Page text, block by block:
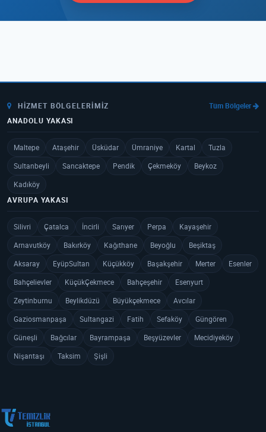
HIZMET BÖLGELERIMIZ
Tüm Bölgeler
ANADOLU YAKASI
Maltepe Ataşehir Üsküdar Ümraniye Kartal
Tuzla
Sultanbeyli
Sancaktepe Pendik Çekmeköy
Beykoz
Kadıköy
AVRUPA YAKASI
Silivri Çatalca İncirli Sarıyer Perpa
Kayaşehir
Arnavutköy
Bakırköy Kağıthane Beyoğlu
Beşiktaş
Aksaray
EyüpSultan Küçükköy Başakşehir Merter
Esenler
Bahçelievler
KüçükÇekmece Bahçeşehir
Esenyurt
Zeytinburnu
Beylikdüzü Büyükçekmece
Avcılar
Gaziosmanpaşa
Sultangazi Fatih Sefaköy
Güngören
Güneşli
Bağcılar Bayrampaşa Beşyüzevler
Mecidiyeköy
Nişantaşı
Taksim Şişli